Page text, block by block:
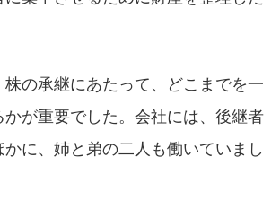
株の承継にあたって、どこまでを一
が重要でした。会社には、後継者
に、姉と弟の二人も働いていまし